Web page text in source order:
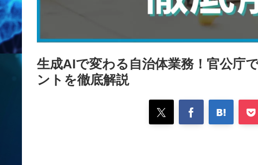
生成AIで変わる自治体業務！官公庁
ントを徹底解説